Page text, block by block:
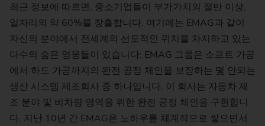
최근 정보에 따르면, 중소기업들이 부가가치의 절반 이상,
일자리의 약 60%를 창출합니다. 여기에는 EMAG과 같이
자신의 분야에서 전세계의 선도적인 위치를 차지하고 있는
다수의 숨은 영웅들이 있습니다: EMAG 그룹은 소프트 가공
에서 하드 가공까지의 완전 공정 체인을 보장하는 몇 안되는
생산 시스템 제조회사 중 하나입니다. 이 회사는 자동차 제
조 분야 및 비차량 영역을 위한 완전 공정 체인을 구현합니
다. 지난 10년 간 EMAG은 노하우를 체계적으로 쌓으면서